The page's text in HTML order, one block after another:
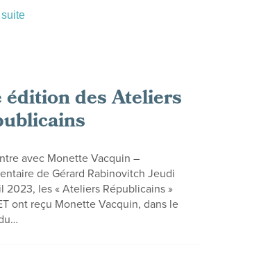
édition des Ateliers
avec Monette Vacquin –
de Gérard Rabinovitch Jeudi
2023, les « Ateliers Républicains »
ont reçu Monette Vacquin, dans le